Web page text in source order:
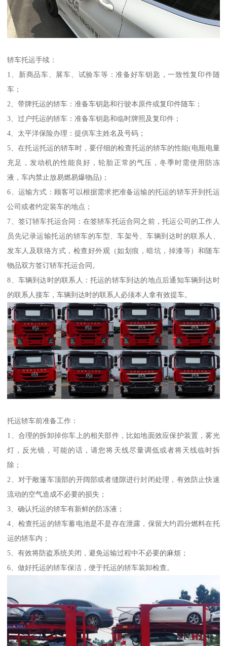
轿车托运手续：
1、新商品车、展车、试验车等：准备好车钥匙，一致性复印件随
车；
2、带牌托运的轿车：准备车钥匙和行驶本原件或复印件随车；
3、过户托运的轿车：准备车钥匙和临时牌照及复印件；
4、太平洋保险办理：提供车主姓名及号码；
5、在托运托运的轿车时，要仔细的检查托运的轿车的性能(电瓶电量
充足，发动机的性能良好，轮胎正常的气压，冬季时需使用防冻
液，车内禁止放易燃易爆物品)；
6、运输方式：顾客可以根据需求把准备运输的托运的轿车开到托运
公司或者约定装车的地点；
7、签订轿车托运合同：在签轿车托运合同之前，托运公司的工作人
员先记录运输托运的轿车的车型、车架号、车辆到达时的联系人、
发车人及联络方式，检查好外观（如划痕，暗坑，掉漆等）和随车
物品双方签订轿车托运合同。
8、车辆到达时的联系人：托运的轿车到达的地点后通知车辆到达时
的联系人接车，车辆到达时的联系人必须本人拿有效提车。
托运轿车前准备工作：
1、合理的拆卸掉你车上的相关部件，比如地面效应保护装置，雾光
灯，反光镜，可能的话，请您将天线尽量调低或者将天线临时拆
除；
2、对于敞篷车顶部的开阔部或者缝隙进行封闭处理，有效防止快速
流动的空气造成不必要的损失；
3、确认托运的轿车有新鲜的防冻液；
4、检查托运的轿车蓄电池是不是存在泄露，保留大约四分燃料在托
运的轿车内；
5、有效将防盗系统关闭，避免运输过程中不必要的麻烦；
6、做好托运的轿车保洁，便于托运的轿车装卸检查。